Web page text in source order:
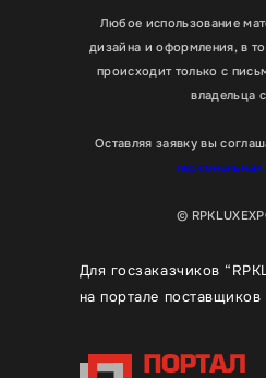
Любое использование
дизайна и оформления, в
происходит только с
владельца
Оставляя заявку вы
©
Для госзаказчиков
на портале поставщиков